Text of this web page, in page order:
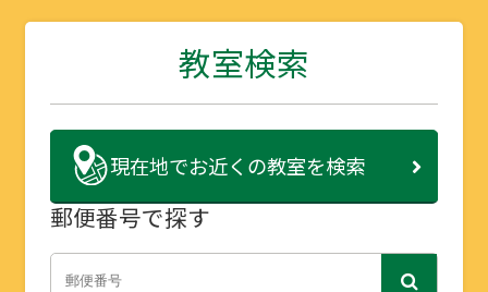
教室検索
現在地でお近くの教室を検索
郵便番号で探す